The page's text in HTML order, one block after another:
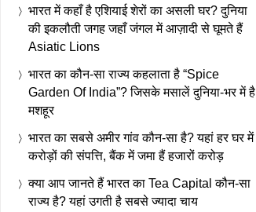
भारत में कहाँ है एशियाई शेरों का असली घर? दुनिया
की इकलौती जगह जहाँ जंगल में आज़ादी से घूमते हैं
Asiatic Lions
भारत का कौन-सा राज्य कहलाता है “Spice
Garden Of India”? जिसके मसालें दुनिया-भर में है
मशहूर
भारत का सबसे अमीर गांव कौन-सा है? यहां हर घर में
करोड़ों की संपत्ति, बैंक में जमा हैं हजारों करोड़
क्या आप जानते हैं भारत का Tea Capital कौन-सा
राज्य है? यहां उगती है सबसे ज्यादा चाय